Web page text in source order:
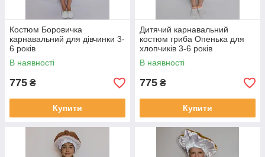
Костюм Боровичка
карнавальний для дівчинки 3-
6 років
В наявності
775 ₴
Купити
Дитячий карнавальний
костюм гриба Опенька для
хлопчиків 3-6 років
В наявності
775 ₴
Купити